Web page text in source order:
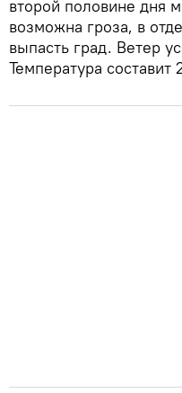
второй половине дня
возможна гроза, в
выпасть град. Ветер
Температура составит